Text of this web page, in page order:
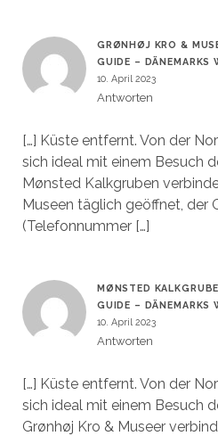
GRØNHØJ KRO &
GUIDE – DÄNEMARKS
10. April 2023
Antworten
[…] Küste entfernt. Von der
sich ideal mit einem Besuch
Mønsted Kalkgruben
Museen täglich geöffnet, der
(Telefonnummer […]
MØNSTED
GUIDE – DÄNEMARKS
10. April 2023
Antworten
[…] Küste entfernt. Von der
sich ideal mit einem Besuch
Grønhøj Kro & Museer